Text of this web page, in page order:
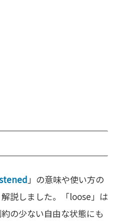
」の意味や使い方の
説しました。「loose」は
の少ない自由な状態にも